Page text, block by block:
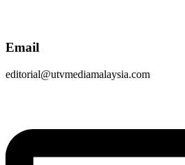
Email
editorial@utvmediamalaysia.com